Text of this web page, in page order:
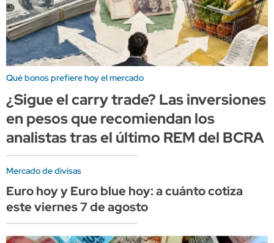
Qué bonos prefiere hoy el mercado
¿Sigue el carry trade? Las inversiones
en pesos que recomiendan los
analistas tras el último REM del BCRA
Mercado de divisas
Euro hoy y Euro blue hoy: a cuánto cotiza
este viernes 7 de agosto